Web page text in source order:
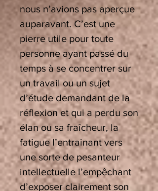
nous n’avions pas aperçue
auparavant. C’est une
pierre utile pour toute
personne ayant passé du
temps à se concentrer sur
un travail ou un sujet
d’étude demandant de la
réflexion et qui a perdu son
élan ou sa fraîcheur, la
fatigue l’entrainant vers
une sorte de pesanteur
intellectuelle l’empêchant
d’exposer clairement son